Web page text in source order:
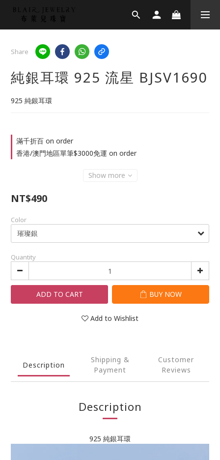
Share
純銀耳環 925 流星 BJSV1690
925 純銀耳環
滿千折百 on order
香港/澳門地區單筆$3000免運 on order
Show more
NT$490
Color
Quantity
ADD TO CART BUY NOW
Add to Wishlist
Description
Shipping &
Payment
Customer
Reviews
Description
925 純銀耳環